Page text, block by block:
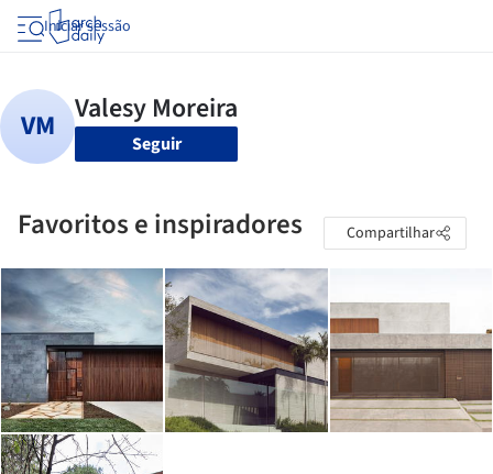
Iniciar sessão
Seguir
Favoritos e inspiradores Compartilhar